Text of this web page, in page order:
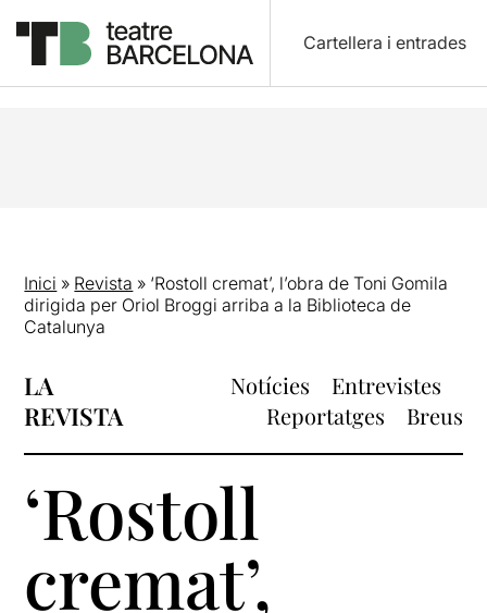
Cartellera i entrades
Inici » Revista » ‘Rostoll cremat’, l’obra de Toni Gomila
dirigida per Oriol Broggi arriba a la Biblioteca de
Catalunya
LA
REVISTA
Notícies
Entrevistes
Reportatges
Breus
‘Rostoll
cremat’,